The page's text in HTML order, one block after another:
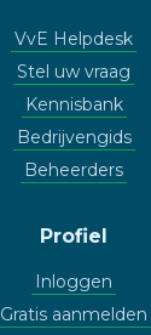
VvE Helpdesk
Stel uw vraag
Kennisbank
Bedrijvengids
Beheerders
Profiel
Inloggen
Gratis aanmelden